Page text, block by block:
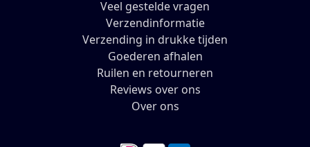
Veel gestelde vragen
Verzendinformatie
Verzending in drukke tijden
Goederen afhalen
Ruilen en retourneren
Reviews over ons
Over ons